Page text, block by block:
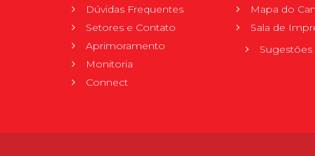
Dúvidas Frequentes
Setores e Contato
Aprimoramento
Monitoria
Connect
Mapa do
Sala de